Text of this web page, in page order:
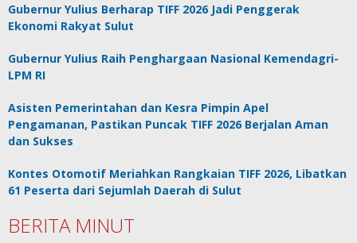
Gubernur Yulius Berharap TIFF 2026 Jadi Penggerak
Ekonomi Rakyat Sulut
Gubernur Yulius Raih Penghargaan Nasional Kemendagri-
LPM RI
Asisten Pemerintahan dan Kesra Pimpin Apel
Pengamanan, Pastikan Puncak TIFF 2026 Berjalan Aman
dan Sukses
Kontes Otomotif Meriahkan Rangkaian TIFF 2026, Libatkan
61 Peserta dari Sejumlah Daerah di Sulut
BERITA MINUT